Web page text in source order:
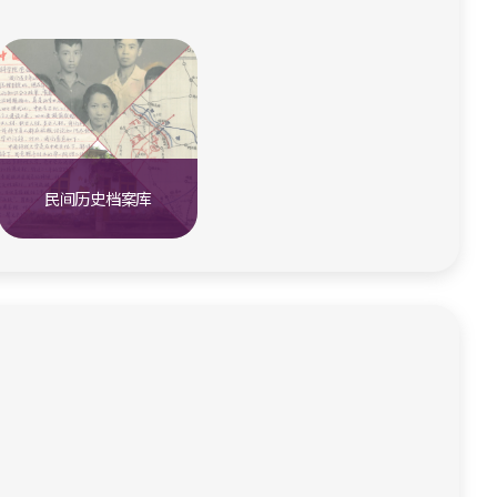
民间历史档案库